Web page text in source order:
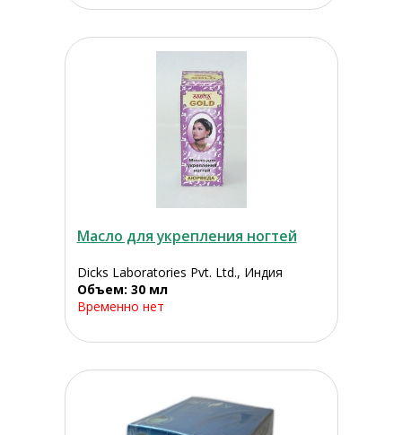
Масло для укрепления ногтей
Dicks Laboratories Pvt. Ltd., Индия
Объем: 30 мл
Временно нет